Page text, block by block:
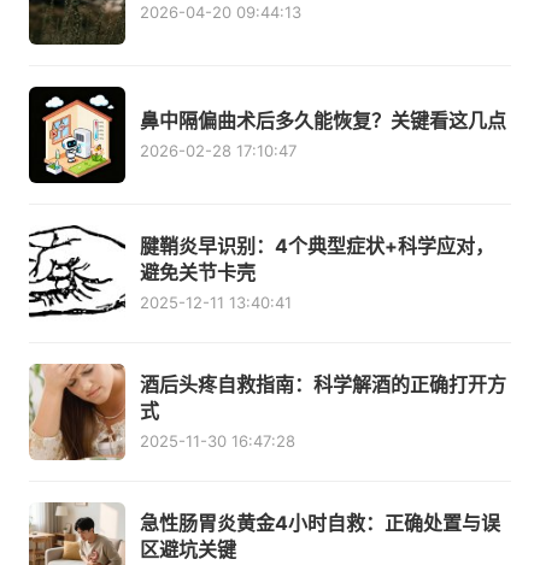
2026-04-20 09:44:13
鼻中隔偏曲术后多久能恢复？关键看这几点
2026-02-28 17:10:47
腱鞘炎早识别：4个典型症状+科学应对，
避免关节卡壳
2025-12-11 13:40:41
酒后头疼自救指南：科学解酒的正确打开方
式
2025-11-30 16:47:28
急性肠胃炎黄金4小时自救：正确处置与误
区避坑关键